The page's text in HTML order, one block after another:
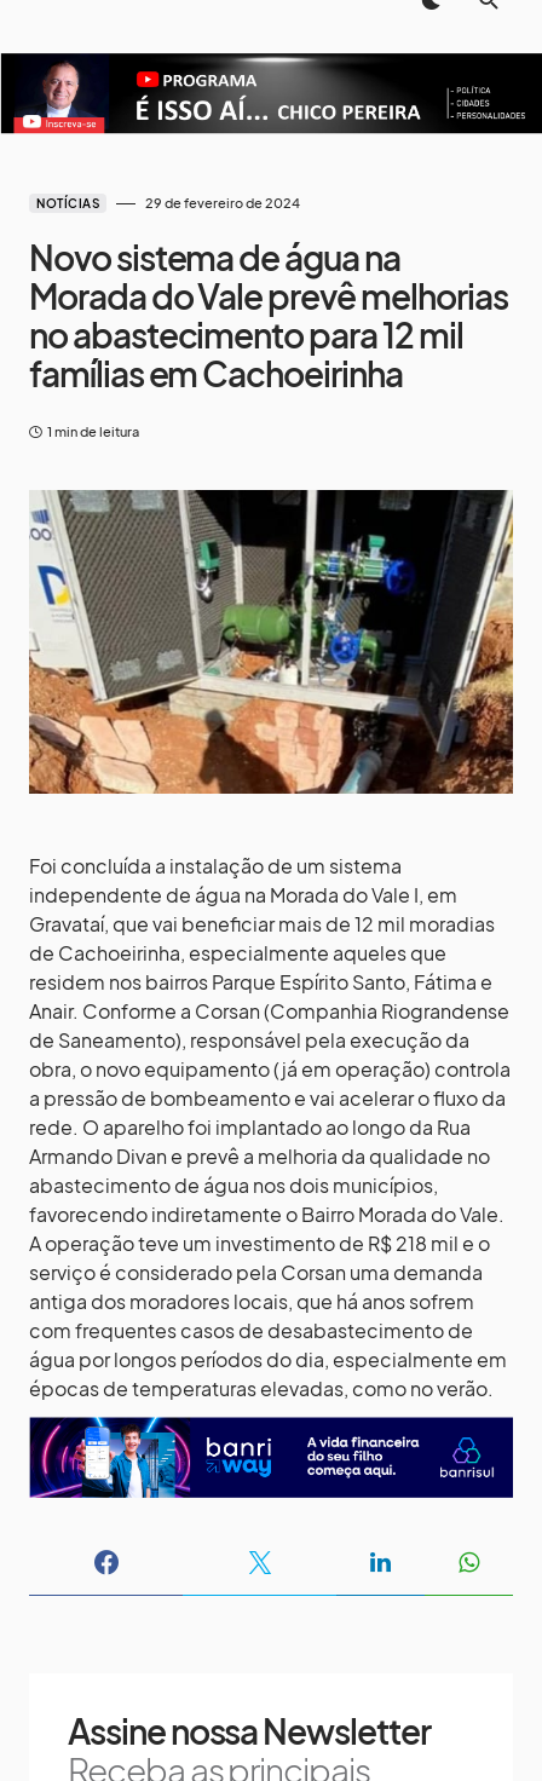
NOTÍCIAS 29 de fevereiro de 2024
Novo sistema de água na
Morada do Vale prevê melhorias
no abastecimento para 12 mil
famílias em Cachoeirinha
1 min de leitura
Foi concluída a instalação de um sistema
independente de água na Morada do Vale I, em
Gravataí, que vai beneficiar mais de 12 mil moradias
de Cachoeirinha, especialmente aqueles que
residem nos bairros Parque Espírito Santo, Fátima e
Anair. Conforme a Corsan (Companhia Riograndense
de Saneamento), responsável pela execução da
obra, o novo equipamento (já em operação) controla
a pressão de bombeamento e vai acelerar o fluxo da
rede. O aparelho foi implantado ao longo da Rua
Armando Divan e prevê a melhoria da qualidade no
abastecimento de água nos dois municípios,
favorecendo indiretamente o Bairro Morada do Vale.
A operação teve um investimento de R$ 218 mil e o
serviço é considerado pela Corsan uma demanda
antiga dos moradores locais, que há anos sofrem
com frequentes casos de desabastecimento de
água por longos períodos do dia, especialmente em
épocas de temperaturas elevadas, como no verão.
Assine nossa Newsletter
Receba as principais